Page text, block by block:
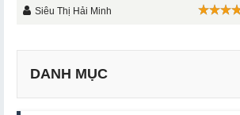
Siêu Thị Hải Minh
DANH MỤC